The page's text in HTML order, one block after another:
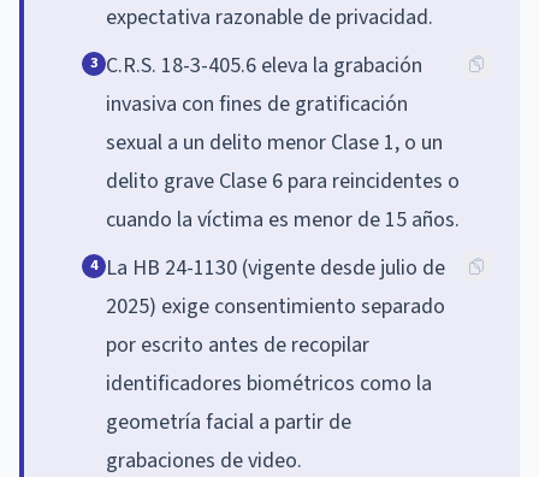
expectativa razonable de privacidad.
3 C.R.S. 18-3-405.6 eleva la grabación
invasiva con fines de gratificación
sexual a un delito menor Clase 1, o un
delito grave Clase 6 para reincidentes o
cuando la víctima es menor de 15 años.
4 La HB 24-1130 (vigente desde julio de
2025) exige consentimiento separado
por escrito antes de recopilar
identificadores biométricos como la
geometría facial a partir de
grabaciones de video.